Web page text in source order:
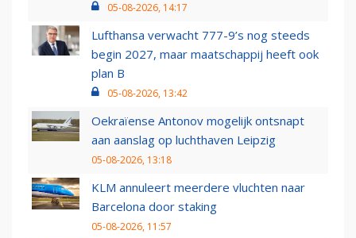
05-08-2026, 14:17
Lufthansa verwacht 777-9’s nog steeds
begin 2027, maar maatschappij heeft ook
plan B
05-08-2026, 13:42
Oekraïense Antonov mogelijk ontsnapt
aan aanslag op luchthaven Leipzig
05-08-2026, 13:18
KLM annuleert meerdere vluchten naar
Barcelona door staking
05-08-2026, 11:57